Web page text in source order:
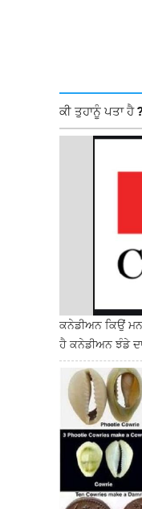
ਕੀ ਤੁਹਾਨੂੰ ਪਤਾ ਹੈ
ਕਨੇਡੀਅਨ ਕਿਉਂ
ਹੈ ਕਨੇਡੀਅਨ ਝੰਡੇ